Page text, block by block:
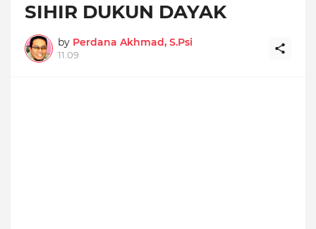
SIHIR DUKUN DAYAK
by Perdana Akhmad, S.Psi
11.09